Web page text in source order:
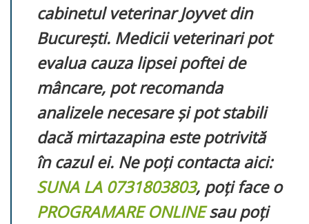
cabinetul veterinar Joyvet din
București. Medicii veterinari pot
evalua cauza lipsei poftei de
mâncare, pot recomanda
analizele necesare și pot stabili
dacă mirtazapina este potrivită
în cazul ei. Ne poți contacta aici:
SUNA LA 0731803803, poți face o
PROGRAMARE ONLINEsau poți